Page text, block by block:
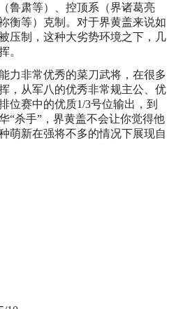
鲁肃等）、控顶系（界诸葛亮
衡等）克制。对于界黄盖来说如
压制，这种大劣势环境之下，几
。
力非常优秀的菜刀武将，在很多
，从军八的优秀非常规主公、优
位赛中的优质1/3号位输出，到
“杀手”，界黄盖不会让你觉得他
萌新在强将不多的情况下展现自
）